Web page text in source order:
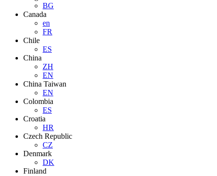
BG
Canada
en
FR
Chile
ES
China
ZH
EN
China Taiwan
EN
Colombia
ES
Croatia
HR
Czech Republic
CZ
Denmark
DK
Finland